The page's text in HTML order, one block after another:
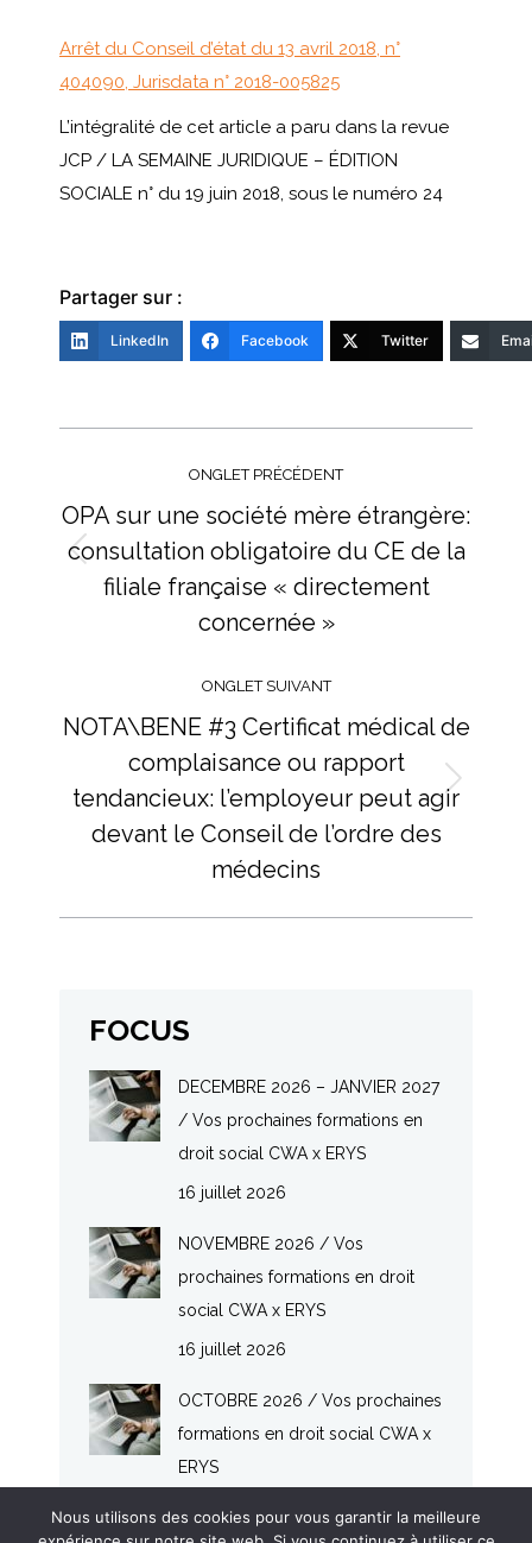
Arrêt du Conseil d’état du 13 avril 2018, n°
404090, Jurisdata n° 2018-005825
L’intégralité de cet article a paru dans la revue
JCP / LA SEMAINE JURIDIQUE – ÉDITION
SOCIALE n° du 19 juin 2018, sous le numéro 24
Partager sur :
LinkedIn Facebook Twitter
commentaire
ONGLET PRÉCÉDENT
Onglet
précédent
OPA sur une société mère étrangère:
consultation obligatoire du CE de la
filiale française « directement
concernée »
ONGLET SUIVANT
Onglet
suivant
NOTA\BENE #3 Certificat médical de
complaisance ou rapport
tendancieux: l’employeur peut agir
devant le Conseil de l’ordre des
médecins
FOCUS
DECEMBRE 2026 – JANVIER 2027
/ Vos prochaines formations en
droit social CWA x ERYS
16 juillet 2026
NOVEMBRE 2026 / Vos
prochaines formations en droit
social CWA x ERYS
16 juillet 2026
OCTOBRE 2026 / Vos prochaines
formations en droit social CWA x
ERYS
Nous utilisons des cookies pour vous garantir la meilleure